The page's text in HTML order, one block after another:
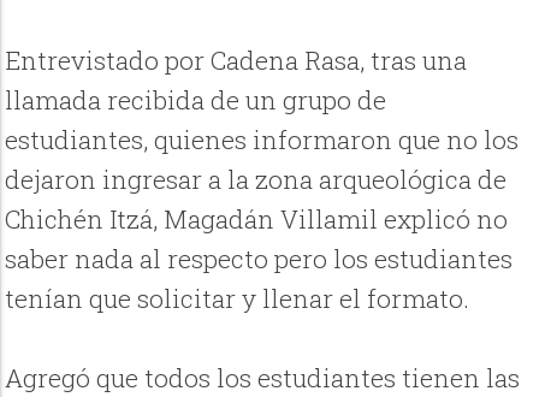
Entrevistado por Cadena Rasa, tras una
llamada recibida de un grupo de
estudiantes, quienes informaron que no los
dejaron ingresar a la zona arqueológica de
Chichén Itzá, Magadán Villamil explicó no
saber nada al respecto pero los estudiantes
tenían que solicitar y llenar el formato.
Agregó que todos los estudiantes tienen las